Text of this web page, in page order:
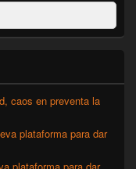
caos en preventa la
plataforma para dar
plataforma para dar